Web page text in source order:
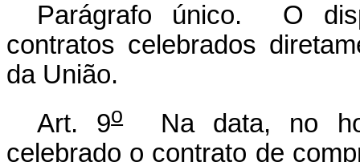
Parágrafo único. O
contratos celebrados
da União.
Art. 9oNa data, no
celebrado o contrato de